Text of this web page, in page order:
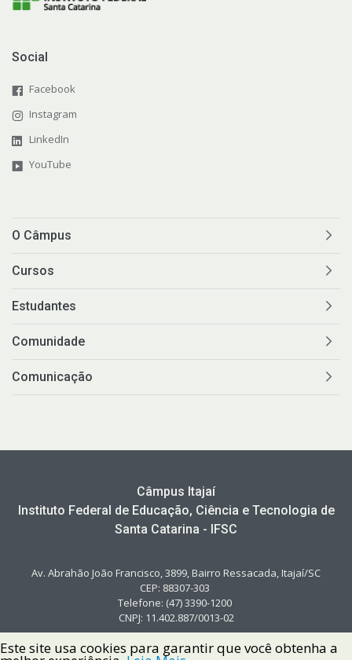
Social
Facebook
Instagram
LinkedIn
YouTube
O Câmpus
Cursos
Estudantes
Comunidade
Comunicação
Câmpus Itajaí
Instituto Federal de Educação, Ciência e Tecnologia de
Santa Catarina - IFSC
Av. Abrahão João Francisco, 3899, Bairro Ressacada, Itajaí/SC
CEP: 88307-303
Telefone: (47) 3390-1200
CNPJ: 11.402.887/0013-02
Este site usa cookies para garantir que você obtenha a